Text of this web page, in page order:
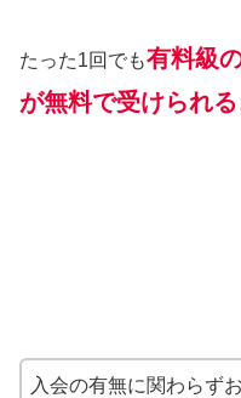
たった1回でも有料級
が無料で受けられる
入会の有無に関わらず